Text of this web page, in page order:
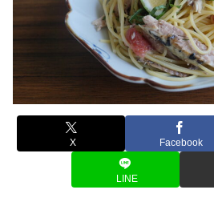
X Facebook
LINE